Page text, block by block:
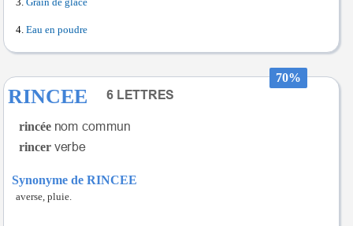
Grain de glace
Eau en poudre
70%
RINCEE
rincée
rincer
Synonyme de RINCEE
averse, pluie.